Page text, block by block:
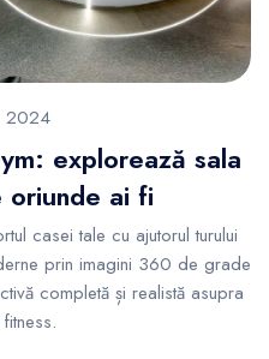
2024
explorează sala
oriunde ai fi
casei tale cu ajutorul turului
prin imagini 360 de grade
completă și realistă asupra